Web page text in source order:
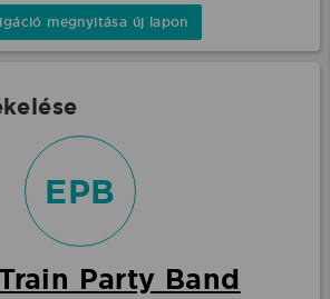
megnyitása új lapon
EPB
Party Band